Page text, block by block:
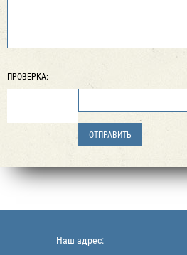
ПРОВЕРКА:
Наш адрес: